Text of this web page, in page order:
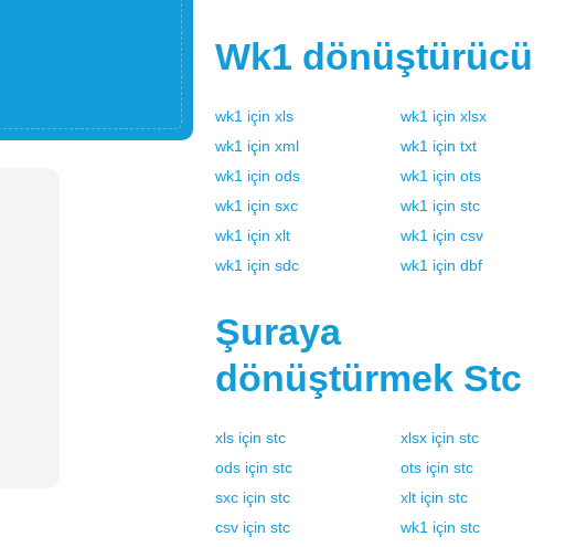
Wk1 dönüştürücü
wk1 için xls wk1 için xlsx
wk1 için xml wk1 için txt
wk1 için ods wk1 için ots
wk1 için sxc wk1 için stc
wk1 için xlt wk1 için csv
wk1 için sdc wk1 için dbf
Şuraya
dönüştürmek Stc
xls için stc xlsx için stc
ods için stc ots için stc
sxc için stc xlt için stc
csv için stc wk1 için stc